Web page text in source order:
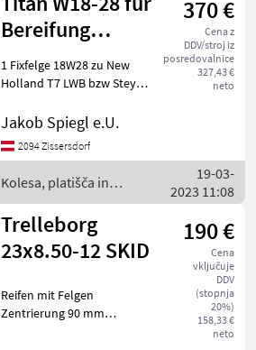
in
pnevmatike
/
Sonstige
Bereifung
600/65R28
370 €
Cena z
DDV/stroj iz
posredovalnice
327,43 €
neto
1 Fixfelge 18W28 zu New
Holland T7 LWB bzw Steyr
Traktorji, Premer obroča: 28
palcev, platišča Kolesa,
platišča in pnevmatike
Jakob Spiegl e.U.
2094 Zissersdorf
Kolesa, platišča in
pnevmatike / Titan
19-03-
2023 11:08
Trelleborg
23x8.50-12 SKID
190 €
Cena
vključuje
DDV
(stopnja
20%)
158,33 €
neto
Reifen mit Felgen
Zentrierung 90 mm